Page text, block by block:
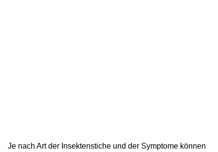
Je nach Art der Insektenstiche und der Symptome können